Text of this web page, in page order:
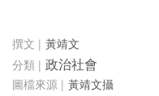
黃靖文
政治社會
黃靖文攝